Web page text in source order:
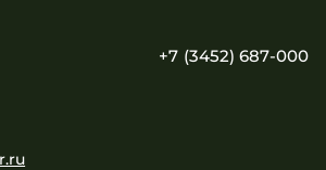
+7 (3452) 687-000